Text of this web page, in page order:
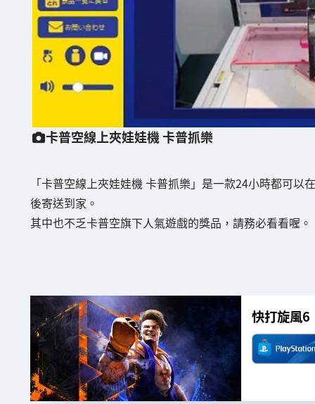
卡普空線上夾娃娃機 卡普抓樂
「卡普空線上夾娃娃機 卡普抓樂」是一款24小時都可
後寄送到家。
其中也不乏卡普空旗下人氣遊戲的獎品，請務必看看喔。
快打旋風6